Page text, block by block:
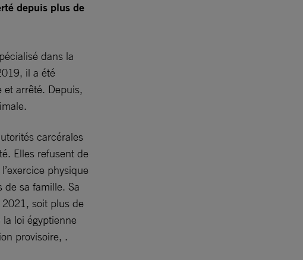
depuis plus de
dans la
il a été
et arrêté. Depuis,
carcérales
Elles refusent de
physique
de sa famille. Sa
2021, soit plus de
loi égyptienne
provisoire, .